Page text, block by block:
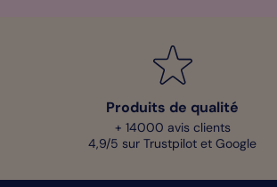
Produits de qualité
+ 14000 avis clients
4,9/5 sur Trustpilot et Google